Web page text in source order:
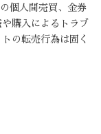
個人間売買、金券
購入によるトラブ
の転売行為は固く